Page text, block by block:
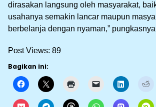
dirasakan langsung oleh masyarakat,
usahanya semakin lancar maupun
berbelanja dengan nyaman,”
Post Views: 89
Bagikan ini: